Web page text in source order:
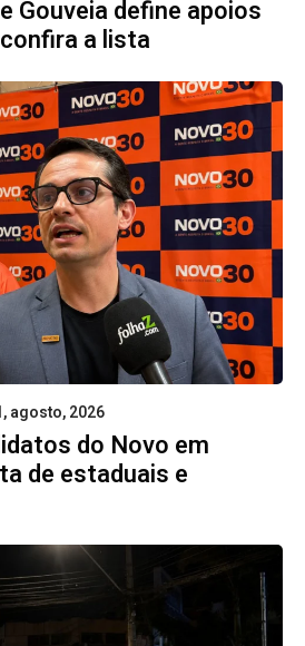
Gouveia define apoios
a lista
agosto, 2026
do Novo em
de estaduais e